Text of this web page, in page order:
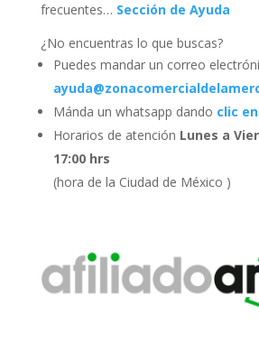
frecuentes… Sección de Ayuda
¿No encuentras lo que buscas?
Puedes mandar un correo
Mánda un whatsapp dando clic
Horarios de atención Lunes a
17:00 hrs
(hora de la Ciudad de México )